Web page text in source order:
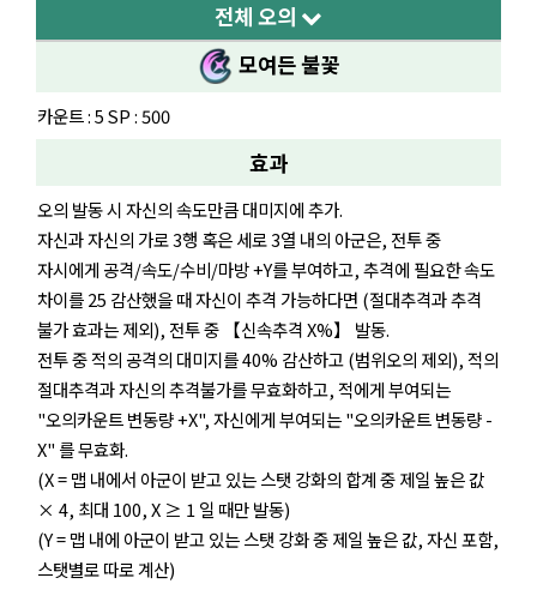
전체 오의
모여든 불꽃
카운트 : 5 SP : 500
효과
오의 발동 시 자신의 속도만큼 대미지에 추가.
자신과 자신의 가로 3행 혹은 세로 3열 내의 아군은, 전투 중
자시에게 공격/속도/수비/마방 +Y를 부여하고, 추격에 필요한 속도
차이를 25 감산했을 때 자신이 추격 가능하다면 (절대추격과 추격
불가 효과는 제외), 전투 중 【신속추격 X%】 발동.
전투 중 적의 공격의 대미지를 40% 감산하고 (범위오의 제외), 적의
절대추격과 자신의 추격불가를 무효화하고, 적에게 부여되는
"오의카운트 변동량 +X", 자신에게 부여되는 "오의카운트 변동량 -
X" 를 무효화.
(X = 맵 내에서 아군이 받고 있는 스탯 강화의 합계 중 제일 높은 값
× 4, 최대 100, X ≥ 1 일 때만 발동)
(Y = 맵 내에 아군이 받고 있는 스탯 강화 중 제일 높은 값, 자신 포함,
스탯별로 따로 계산)